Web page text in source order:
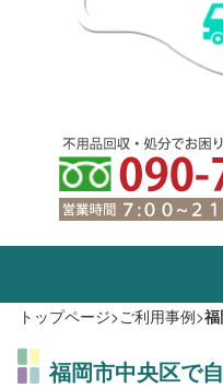
トップページ>ご利用事例>
福岡市中央区で